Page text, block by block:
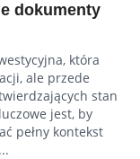
dokumenty
która
ale przede
stan
jest, by
pełny kontekst